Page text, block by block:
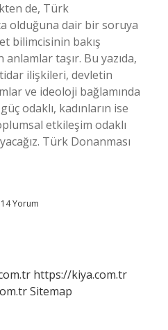
de, Türk
olduğuna dair bir soruya
bilimcisinin bakış
anlamlar taşır. Bu yazıda,
ilişkileri, devletin
ve ideoloji bağlamında
odaklı, kadınların ise
etkileşim odaklı
Türk Donanması
14 Yorum
https://kiya.com.tr
Sitemap